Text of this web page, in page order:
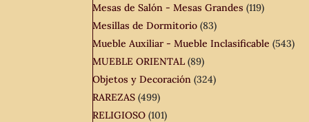
Mesas de Salón - Mesas Grandes (119)
Mesillas de Dormitorio (83)
Mueble Auxiliar - Mueble Inclasificable (543)
MUEBLE ORIENTAL (89)
Objetos y Decoración (324)
RAREZAS (499)
RELIGIOSO (101)